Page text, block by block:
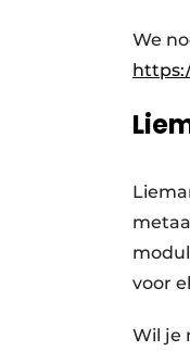
We
voor
Wil je